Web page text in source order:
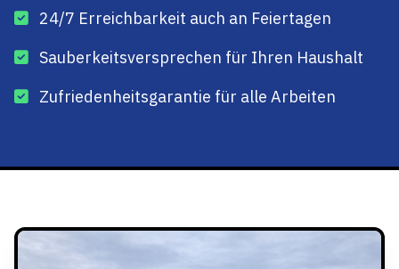
24/7 Erreichbarkeit auch an Feiertagen
Sauberkeitsversprechen für Ihren Haushalt
Zufriedenheitsgarantie für alle Arbeiten